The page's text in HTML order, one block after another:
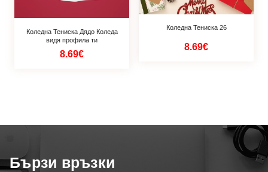
Коледна Тениска Дядо Коледа
видя профила ти
8.69€
Коледна Тениска 26
8.69€
Бързи връзки